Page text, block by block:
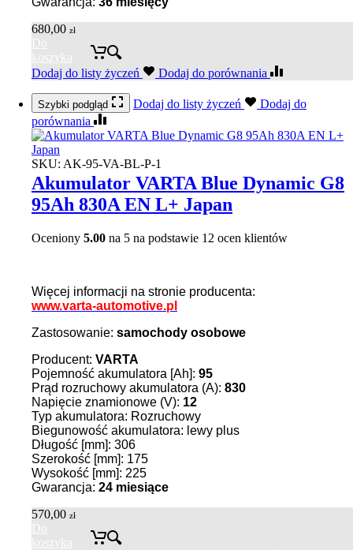
680,00 zł
Do
koszyka
Dodaj do listy życzeń
Dodaj do porównania
Szybki podgląd Dodaj do listy życzeń
Dodaj do
porównania
SKU: AK-95-VA-BL-P-1
Akumulator VARTA Blue Dynamic G8
95Ah 830A EN L+ Japan
Oceniony 5.00 na 5 na podstawie 12 ocen klientów
Więcej informacji na stronie producenta:
www.varta-automotive.pl
Zastosowanie: samochody osobowe
Producent: VARTA
Pojemność akumulatora [Ah]: 95
Prąd rozruchowy akumulatora (A): 830
Napięcie znamionowe (V): 12
Typ akumulatora: Rozruchowy
Biegunowość akumulatora: lewy plus
Długość [mm]: 306
Szerokość [mm]: 175
Wysokość [mm]: 225
Gwarancja: 24 miesiące
570,00 zł
Do
koszyka